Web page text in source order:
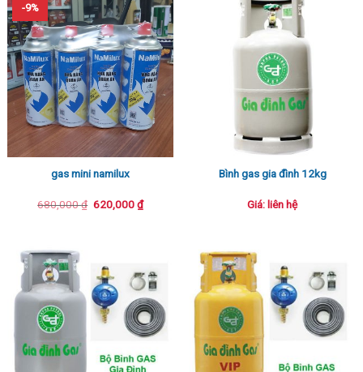
-9%
gas mini namilux
680,000₫ Giá
620,000₫Giá
hiện
Bình gas gia đình 12kg
Giá: liên hệ